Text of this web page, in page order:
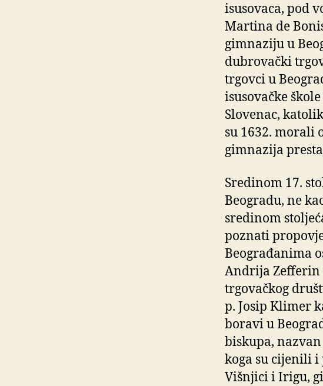
isusovaca, pod
Martina de
gimnaziju u
dubrovački
trgovci u
isusovačke
Slovenac,
su 1632. morali
gimnazija
Sredinom 17.
Beogradu, ne
sredinom
poznati
Beograđanima
Andrija Zefferin
trgovačkog
p. Josip Klimer
boravi u
biskupa,
koga su cijenili
Višnjici i Irigu,